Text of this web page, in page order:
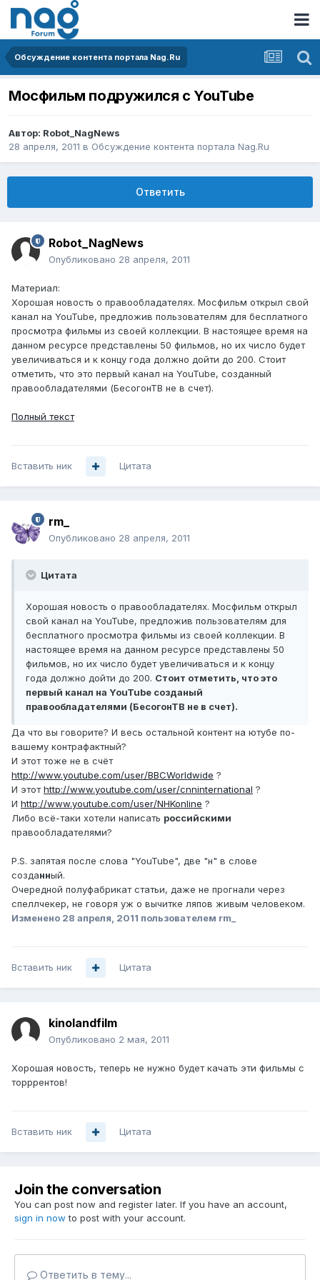
Обсуждение контента портала Nag.Ru
Мосфильм подружился с YouTube
Автор: Robot_NagNews
28 апреля, 2011 в Обсуждение контента портала Nag.Ru
Ответить
Robot_NagNews
Опубликовано 28 апреля, 2011
Материал:
Хорошая новость о правообладателях. Мосфильм открыл свой
канал на YouTube, предложив пользователям для бесплатного
просмотра фильмы из своей коллекции. В настоящее время на
данном ресурсе представлены 50 фильмов, но их число будет
увеличиваться и к концу года должно дойти до 200. Стоит
отметить, что это первый канал на YouTube, созданный
правообладателями (БесогонТВ не в счет).
Полный текст
Вставить ник Цитата
rm_
Опубликовано 28 апреля, 2011
Цитата
Хорошая новость о правообладателях. Мосфильм открыл
свой канал на YouTube, предложив пользователям для
бесплатного просмотра фильмы из своей коллекции. В
настоящее время на данном ресурсе представлены 50
фильмов, но их число будет увеличиваться и к концу
года должно дойти до 200. Стоит отметить, что это
первый канал на YouTube созданый
правообладателями (БесогонТВ не в счет).
Да что вы говорите? И весь остальной контент на ютубе по-
вашему контрафактный?
И этот тоже не в счёт
http://www.youtube.com/user/BBCWorldwide ?
И этотhttp://www.youtube.com/user/cnninternational ?
И http://www.youtube.com/user/NHKonline ?
Либо всё-таки хотели написать российскими
правообладателями?
P.S. запятая после слова "YouTube", две "н" в слове
созданный.
Очередной полуфабрикат статьи, даже не прогнали через
спеллчекер, не говоря уж о вычитке ляпов живым человеком.
Изменено 28 апреля, 2011 пользователем rm_
Вставить ник Цитата
kinolandfilm
Опубликовано 2 мая, 2011
Хорошая новость, теперь не нужно будет качать эти фильмы с
торррентов!
Вставить ник Цитата
Join the conversation
You can post now and register later. If you have an account,
sign in now to post with your account.
Ответить в тему...